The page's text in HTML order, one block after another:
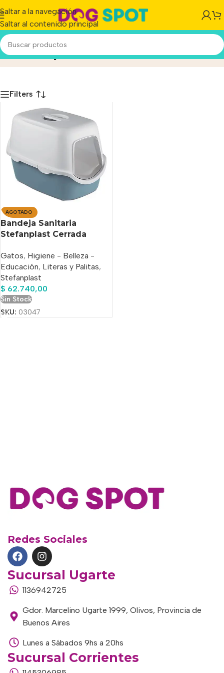
Saltar a la navegación
Saltar al contenido principal
StefanplastInicio/Producto
Filters
AGOTADO
Bandeja Sanitaria
Stefanplast Cerrada
Gatos, Higiene - Belleza -
Educación, Literas y Palitas,
Stefanplast
$ 62.740,00
Sin Stock
SKU: 03047
Redes Sociales
Sucursal Ugarte
1136942725
Gdor. Marcelino Ugarte 1999, Olivos, Provincia de
Buenos Aires
Lunes a Sábados 9hs a 20hs
Sucursal Corrientes